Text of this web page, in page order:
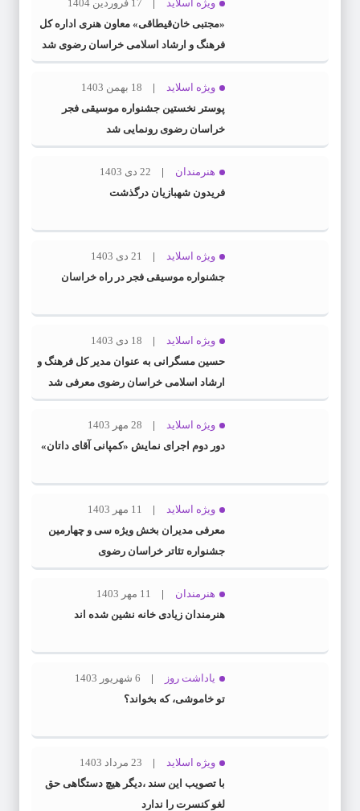
ویژه اسلاید
17 فروردین 1404
«مجتبی خان‌قیطاقی» معاون هنری اداره کل
فرهنگ و ارشاد اسلامی خراسان رضوی شد
ویژه اسلاید
18 بهمن 1403
پوستر نخستین جشنواره موسیقی فجر
خراسان رضوی رونمایی شد
هنرمندان
22 دی 1403
فریدون شهبازیان درگذشت
ویژه اسلاید
21 دی 1403
جشنواره موسیقی فجر در راه خراسان
ویژه اسلاید
18 دی 1403
حسین مسگرانی به عنوان مدیر کل فرهنگ و
ارشاد اسلامی خراسان رضوی معرفی شد
ویژه اسلاید
28 مهر 1403
دور دوم اجرای نمایش «کمپانی آقای داتان»
ویژه اسلاید
11 مهر 1403
معرفی مدیران بخش ویژه سی و چهارمین
جشنواره تئاتر خراسان رضوی
هنرمندان
11 مهر 1403
هنرمندان زیادی خانه نشین شده اند
یاداشت روز
6 شهریور 1403
تو خاموشی، که بخواند؟
ویژه اسلاید
23 مرداد 1403
با تصویب این سند ،دیگر هیچ دستگاهی حق
لغو کنسرت را ندارد